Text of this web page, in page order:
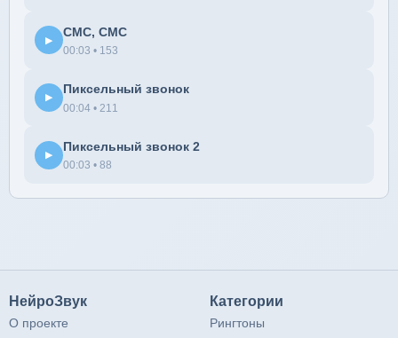
▶
СМС, СМС
00:03 • 153
▶
Пиксельный звонок
00:04 • 211
▶
Пиксельный звонок 2
00:03 • 88
НейроЗвук
О проекте
Категории
Рингтоны